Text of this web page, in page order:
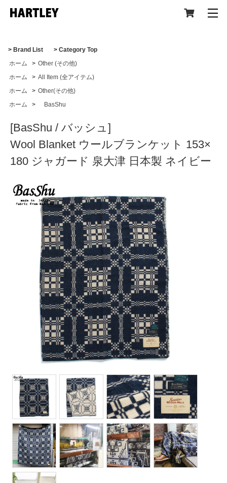
> Brand List
> Category Top
ホーム
> Other (その他)
ホーム
> All Item (全アイテム)
ホーム
> Other(その他)
ホーム
> BasShu
[BasShu / バッシュ]
Wool Blanket ウールブランケット 153×
180 ジャガード 泉大津 日本製 ネイビー
CATEGORY
All Item (全アイテム)
Tops(トップス)
Jacket,Coat(ジャケット,コート)
Bottoms(ボトムス)
Headwear(キャップ,ハット等)
Footwear(シューズ,ブーツ,サンダル等)
Bag(バッグ)
Jewelry(ジュエリー)
Accessories(ファッション小物)
Watches(腕時計)